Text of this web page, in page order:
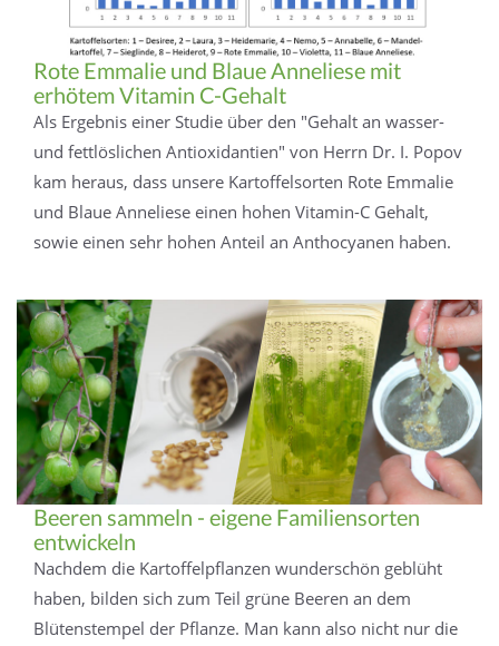
Rote Emmalie und Blaue Anneliese mit
erhötem Vitamin C-Gehalt
Als Ergebnis einer Studie über den "Gehalt an wasser-
und fettlöslichen Antioxidantien" von Herrn Dr. I. Popov
kam heraus, dass unsere Kartoffelsorten Rote Emmalie
und Blaue Anneliese einen hohen Vitamin-C Gehalt,
sowie einen sehr hohen Anteil an Anthocyanen haben.
Beeren sammeln - eigene Familiensorten
entwickeln
Nachdem die Kartoffelpflanzen wunderschön geblüht
haben, bilden sich zum Teil grüne Beeren an dem
Blütenstempel der Pflanze. Man kann also nicht nur die